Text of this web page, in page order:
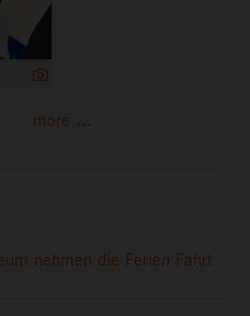
more ...
nehmen die Ferien Fahrt